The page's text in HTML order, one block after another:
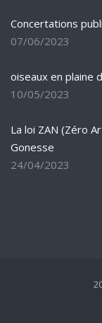
Concertations
07/06/2023
oiseaux en plaine
10/05/2023
La loi ZAN (Zéro
Gonesse
24/04/2023